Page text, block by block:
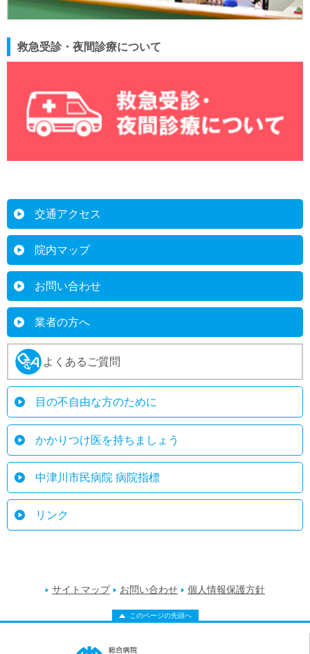
救急受診・夜間診療について
交通アクセス
院内マップ
お問い合わせ
業者の方へ
よくあるご質問
目の不自由な方のために
かかりつけ医を持ちましょう
中津川市民病院 病院指標
リンク
サイトマップ お問い合わせ 個人情報保護方針
このページの先頭へ